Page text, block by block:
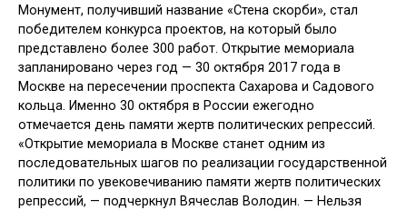
Монумент, получивший название «Стена скорби», стал
победителем конкурса проектов, на который было
представлено более 300 работ. Открытие мемориала
запланировано через год — 30 октября 2017 года в
Москве на пересечении проспекта Сахарова и Садового
кольца. Именно 30 октября в России ежегодно
отмечается день памяти жертв политических репрессий.
«Открытие мемориала в Москве станет одним из
последовательных шагов по реализации государственной
политики по увековечиванию памяти жертв политических
репрессий, — подчеркнул Вячеслав Володин. — Нельзя